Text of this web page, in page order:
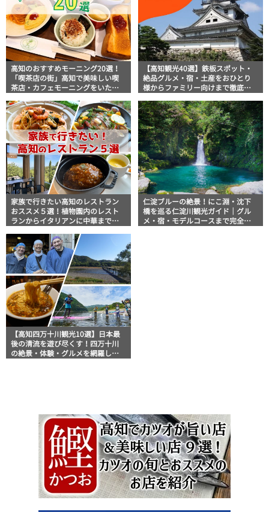
高知のおすすめモーニング20選！
「喫茶店の街」高知で美味しい喫
茶店・カフェモーニングをいただ
【高知観光40選】鉄板スポット・
絶品グルメ・宿・土産をおひとり
様からファミリー向けまで徹底解
家族で行きたい高知のレストラン
おススメ５選！植物園内のレスト
ランからイタリアンに中華まで楽
仁淀ブルーの絶景！にこ淵・沈下
橋を巡る仁淀川観光ガイド｜グル
メ・宿・モデルコースまで完全網
【高知四万十川観光10選】日本最
後の清流を遊び尽くす！四万十川
の絶景・体験・グルメを網羅した